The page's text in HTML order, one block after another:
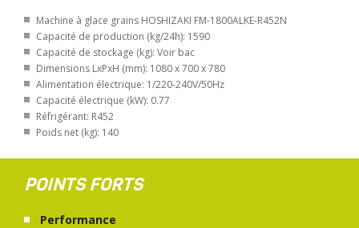
Machine à glace grains HOSHIZAKI FM-1800ALKE-R452N
Capacité de production (kg/24h): 1590
Capacité de stockage (kg): Voir bac
Dimensions LxPxH (mm): 1080 x 700 x 780
Alimentation électrique: 1/220-240V/50Hz
Capacité électrique (kW): 0.77
Réfrigérant: R452
Poids net (kg): 140
POINTS FORTS
Performance